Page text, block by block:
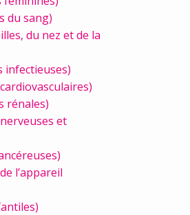
du sang)
du nez et de la
infectieuses)
rénales)
et
l’appareil